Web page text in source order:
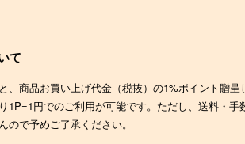
て
、商品お買い上げ代金（税抜）の1%ポイント贈呈
1P=1円でのご利用が可能です。ただし、送料・手
ので予めご了承ください。